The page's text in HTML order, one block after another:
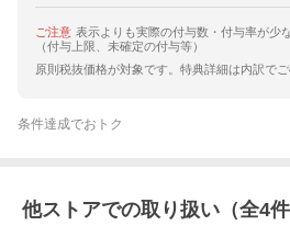
ご注意 表示よりも実際の付与数・付与率が少
（付与上限、未確定の付与等）
原則税抜価格が対象です。特典詳細は内訳でご
条件達成でおトク
他ストアでの取り扱い（全4件